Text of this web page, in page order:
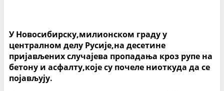
У Новосибирску,милионском граду у
централном делу Русије,на десетине
пријављених случајева пропадања кроз рупе на
бетону и асфалту,које су почеле ниоткуда да се
појављују.